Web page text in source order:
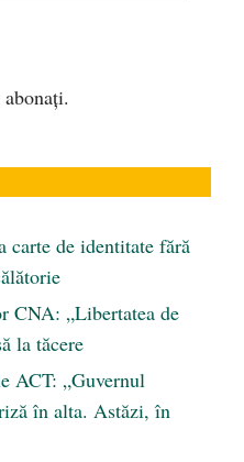
de identitate fără
CNA: „Libertatea de
la tăcere
ACT: „Guvernul
în alta. Astăzi, în